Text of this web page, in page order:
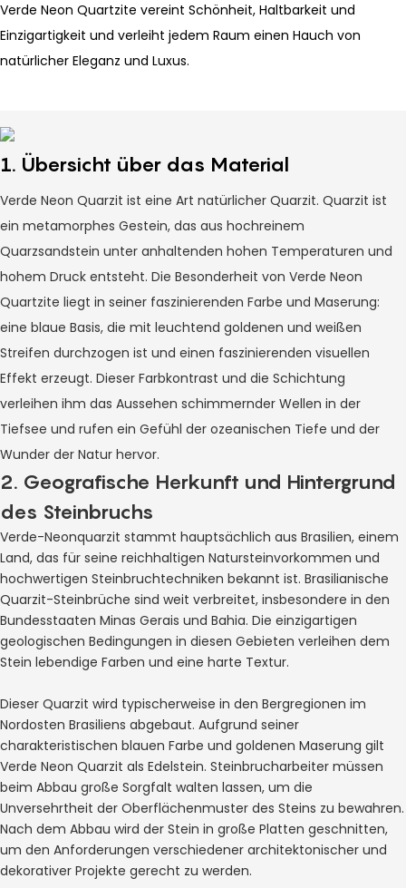
Verde Neon Quartzite vereint Schönheit, Haltbarkeit und
Einzigartigkeit und verleiht jedem Raum einen Hauch von
natürlicher Eleganz und Luxus.
1. Übersicht über das Material
Verde Neon Quarzit ist eine Art natürlicher Quarzit. Quarzit ist
ein metamorphes Gestein, das aus hochreinem
Quarzsandstein unter anhaltenden hohen Temperaturen und
hohem Druck entsteht. Die Besonderheit von Verde Neon
Quartzite liegt in seiner faszinierenden Farbe und Maserung:
eine blaue Basis, die mit leuchtend goldenen und weißen
Streifen durchzogen ist und einen faszinierenden visuellen
Effekt erzeugt. Dieser Farbkontrast und die Schichtung
verleihen ihm das Aussehen schimmernder Wellen in der
Tiefsee und rufen ein Gefühl der ozeanischen Tiefe und der
Wunder der Natur hervor.
2. Geografische Herkunft und Hintergrund
des Steinbruchs
Verde-Neonquarzit stammt hauptsächlich aus Brasilien, einem
Land, das für seine reichhaltigen Natursteinvorkommen und
hochwertigen Steinbruchtechniken bekannt ist. Brasilianische
Quarzit-Steinbrüche sind weit verbreitet, insbesondere in den
Bundesstaaten Minas Gerais und Bahia. Die einzigartigen
geologischen Bedingungen in diesen Gebieten verleihen dem
Stein lebendige Farben und eine harte Textur.
Dieser Quarzit wird typischerweise in den Bergregionen im
Nordosten Brasiliens abgebaut. Aufgrund seiner
charakteristischen blauen Farbe und goldenen Maserung gilt
Verde Neon Quarzit als Edelstein. Steinbrucharbeiter müssen
beim Abbau große Sorgfalt walten lassen, um die
Unversehrtheit der Oberflächenmuster des Steins zu bewahren.
Nach dem Abbau wird der Stein in große Platten geschnitten,
um den Anforderungen verschiedener architektonischer und
dekorativer Projekte gerecht zu werden.